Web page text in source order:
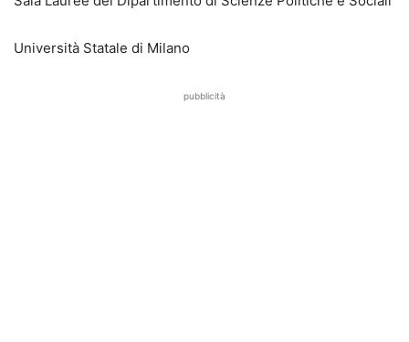
Università Statale di Milano
pubblicità